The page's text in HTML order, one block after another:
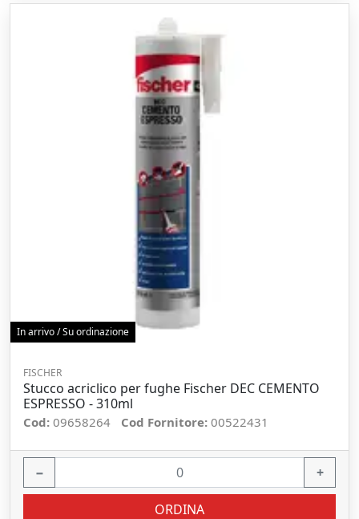
In arrivo / Su ordinazione
FISCHER
Stucco acriclico per fughe Fischer DEC CEMENTO
ESPRESSO - 310ml
Cod: 09658264 Cod Fornitore: 00522431
− +
ORDINA